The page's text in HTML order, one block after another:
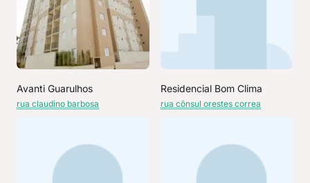
Avanti Guarulhos
rua claudino barbosa
Residencial Bom Clima
rua cônsul orestes correa